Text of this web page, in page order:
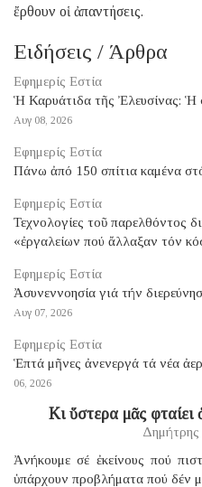
ἔρθουν οἱ ἀπαντήσεις.
Ειδήσεις / Άρθρα
Εφημερίς Εστία
Ἡ Καρυάτιδα τῆς Ἐλευσίνας: Ἡ
Αυγ 08, 2026
Εφημερίς Εστία
Πάνω ἀπό 150 σπίτια καμένα
Εφημερίς Εστία
Τεχνολογίες τοῦ παρελθόντος
«ἐργαλείων πού ἄλλαξαν τόν
Εφημερίς Εστία
Ἀσυνεννοησία γιά τήν
Αυγ 07, 2026
Εφημερίς Εστία
Ἑπτά μῆνες ἀνενεργά τά νέα
06, 2026
Κι ὕστερα μᾶς
Ἀνήκουμε σέ ἐκείνους πού
ὑπάρχουν προβλήματα πού δέν